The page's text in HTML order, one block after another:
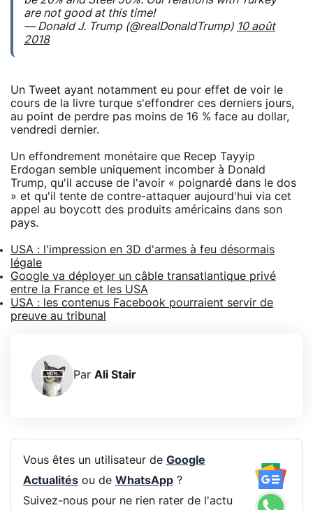
are not good at this time!
— Donald J. Trump (@realDonaldTrump) 10 août
2018
Un Tweet ayant notamment eu pour effet de voir le
cours de la livre turque s'effondrer ces derniers jours,
au point de perdre pas moins de 16 % face au dollar,
vendredi dernier.
Un effondrement monétaire que Recep Tayyip
Erdogan semble uniquement incomber à Donald
Trump, qu'il accuse de l'avoir « poignardé dans le dos
» et qu'il tente de contre-attaquer aujourd'hui via cet
appel au boycott des produits américains dans son
pays.
USA : l'impression en 3D d'armes à feu désormais
légale
Google va déployer un câble transatlantique privé
entre la France et les USA
USA : les contenus Facebook pourraient servir de
preuve au tribunal
Par Ali Stair
Vous êtes un utilisateur de Google
Actualitésou de WhatsApp?
Suivez-nous pour ne rien rater de l'actu